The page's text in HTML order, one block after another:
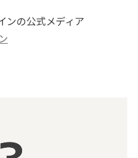
ンの公式メディア